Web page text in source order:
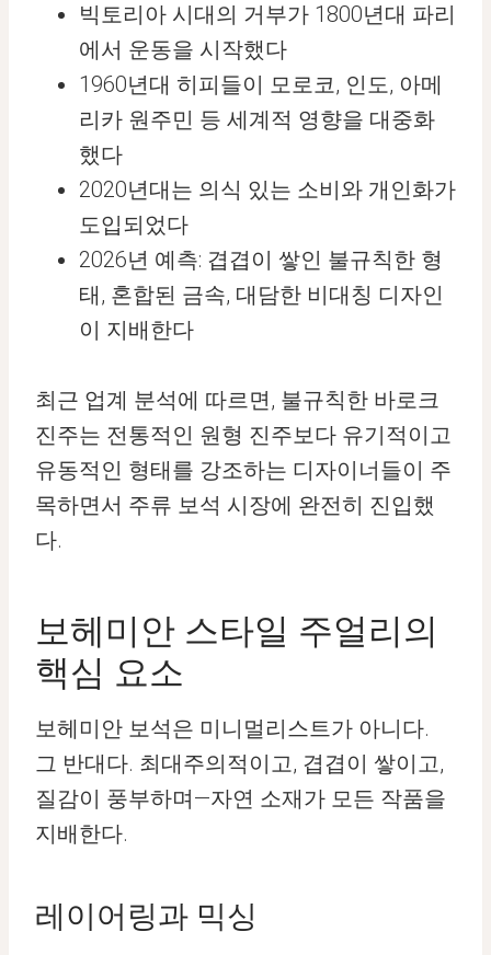
빅토리아 시대의 거부가 1800년대 파리
에서 운동을 시작했다
1960년대 히피들이 모로코, 인도, 아메
리카 원주민 등 세계적 영향을 대중화
했다
2020년대는 의식 있는 소비와 개인화가
도입되었다
2026년 예측: 겹겹이 쌓인 불규칙한 형
태, 혼합된 금속, 대담한 비대칭 디자인
이 지배한다
최근 업계 분석에 따르면, 불규칙한 바로크
진주는 전통적인 원형 진주보다 유기적이고
유동적인 형태를 강조하는 디자이너들이 주
목하면서 주류 보석 시장에 완전히 진입했
다.
보헤미안 스타일 주얼리의
핵심 요소
보헤미안 보석은 미니멀리스트가 아니다.
그 반대다. 최대주의적이고, 겹겹이 쌓이고,
질감이 풍부하며—자연 소재가 모든 작품을
지배한다.
레이어링과 믹싱